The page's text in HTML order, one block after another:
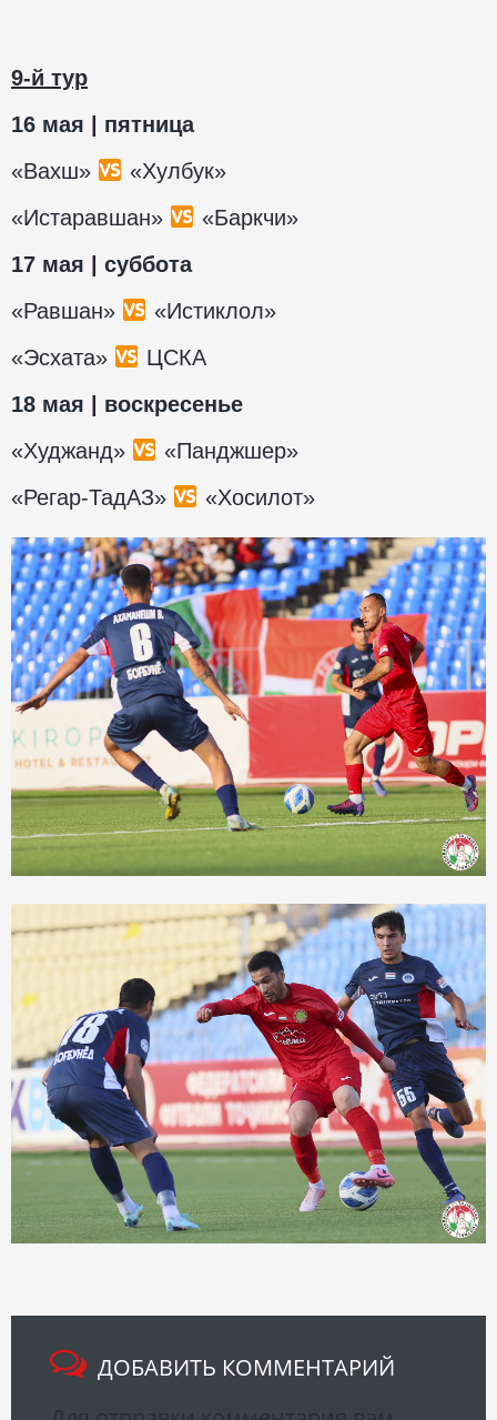
9-й тур
16 мая | пятница
«Вахш»
«Хулбук»
«Истаравшан»
«Баркчи»
17 мая | суббота
«Равшан»
«Истиклол»
«Эсхата»
ЦСКА
18 мая | воскресенье
«Худжанд»
«Панджшер»
«Регар-ТадАЗ»
«Хосилот»
ДОБАВИТЬ КОММЕНТАРИЙ